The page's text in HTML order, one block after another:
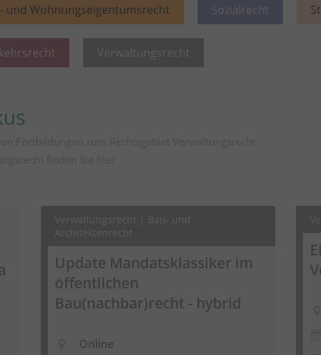
und Wohnungseigentumsrecht Sozialrecht
Verwaltungsrecht
Verwaltungsrecht | Bau- und
Architektenrecht
Update Mandatsklassiker im
öffentlichen
Bau(nachbar)recht - hybrid
Online